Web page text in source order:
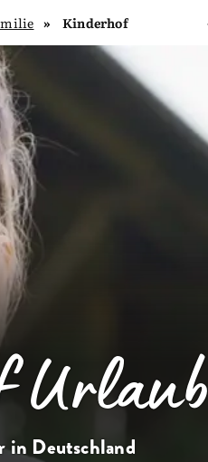
Kinderhof
Urlaub
in Deutschland